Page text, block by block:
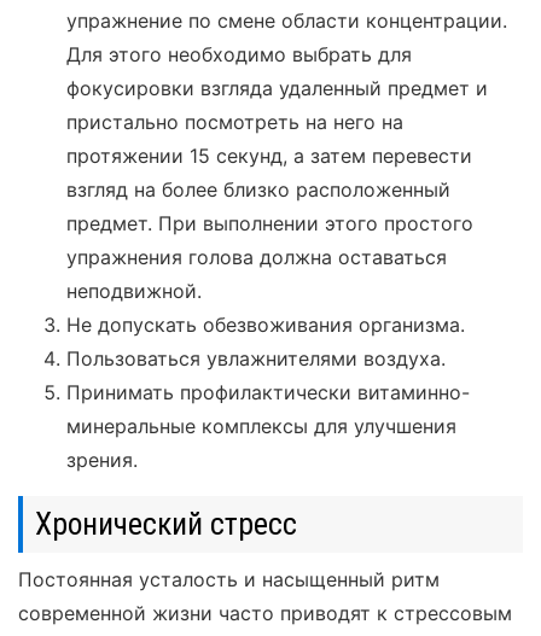
упражнение по смене области концентрации.
Для этого необходимо выбрать для
фокусировки взгляда удаленный предмет и
пристально посмотреть на него на
протяжении 15 секунд, а затем перевести
взгляд на более близко расположенный
предмет. При выполнении этого простого
упражнения голова должна оставаться
неподвижной.
Не допускать обезвоживания организма.
Пользоваться увлажнителями воздуха.
Принимать профилактически витаминно-
минеральные комплексы для улучшения
зрения.
Хронический стресс
Постоянная усталость и насыщенный ритм
современной жизни часто приводят к стрессовым